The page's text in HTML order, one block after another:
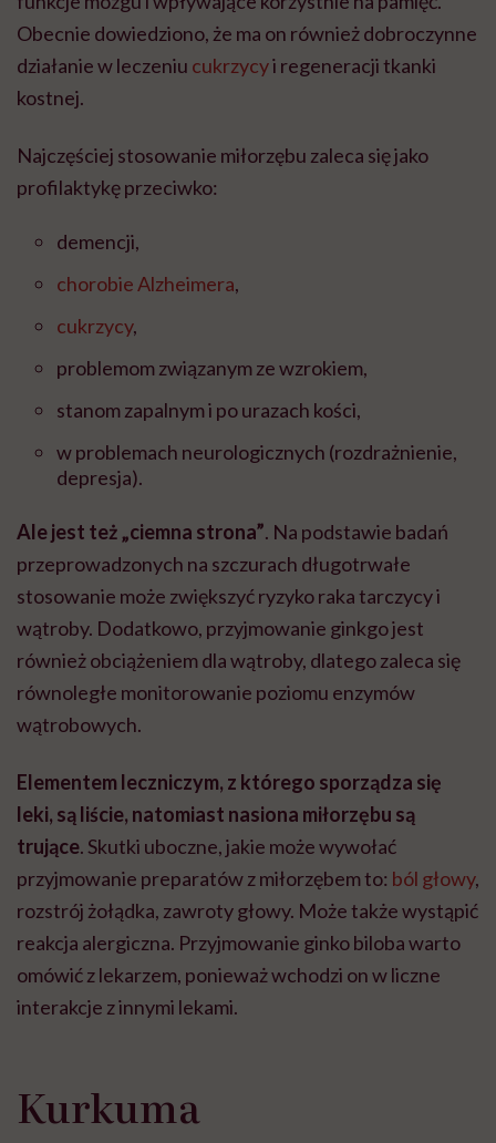
Obecnie dowiedziono, że ma on również dobroczynne
działanie w leczeniu cukrzycyi regeneracji tkanki
kostnej.
Najczęściej stosowanie miłorzębu zaleca się jako
profilaktykę przeciwko:
demencji,
chorobie Alzheimera,
cukrzycy,
problemom związanym ze wzrokiem,
stanom zapalnym i po urazach kości,
w problemach neurologicznych (rozdrażnienie,
depresja).
Ale jest też „ciemna strona”. Na podstawie badań
przeprowadzonych na szczurach długotrwałe
stosowanie może zwiększyć ryzyko raka tarczycy i
wątroby. Dodatkowo, przyjmowanie ginkgo jest
również obciążeniem dla wątroby, dlatego zaleca się
równoległe monitorowanie poziomu enzymów
wątrobowych.
Elementem leczniczym, z którego sporządza się
leki, są liście, natomiast nasiona miłorzębu są
trujące. Skutki uboczne, jakie może wywołać
przyjmowanie preparatów z miłorzębem to: ból głowy,
rozstrój żołądka, zawroty głowy. Może także wystąpić
reakcja alergiczna. Przyjmowanie ginko biloba warto
omówić z lekarzem, ponieważ wchodzi on w liczne
interakcje z innymi lekami.
Kurkuma